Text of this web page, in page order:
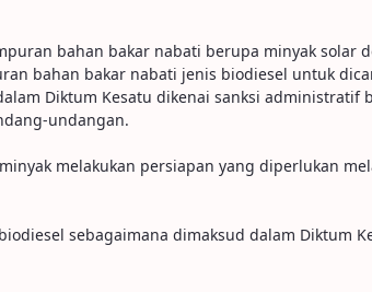
bahan bakar nabati berupa minyak solar
bahan bakar nabati jenis biodiesel untuk
Diktum Kesatu dikenai sanksi
undangan.
melakukan persiapan yang diperlukan
sebagaimana dimaksud dalam Diktum